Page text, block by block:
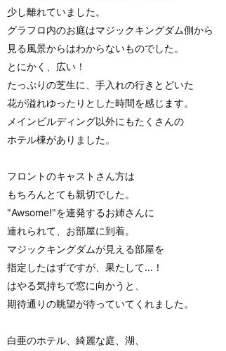
少し離れていました。
グラフロ内のお庭はマジックキングダム側から
見る風景からはわからないものでした。
とにかく、広い！
たっぷりの芝生に、手入れの行きとどいた
花が溢れゆったりとした時間を感じます。
メインビルディング以外にもたくさんの
ホテル棟がありました。
フロントのキャストさん方は
もちろんとても親切でした。
"Awsome!"を連発するお姉さんに
連れられて、お部屋に到着。
マジックキングダムが見える部屋を
指定したはずですが、果たして…！
はやる気持ちで窓に向かうと、
期待通りの眺望が待っていてくれました。
白亜のホテル、綺麗な庭、湖、